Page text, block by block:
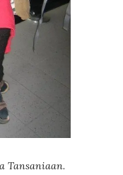
Tansaniaan.